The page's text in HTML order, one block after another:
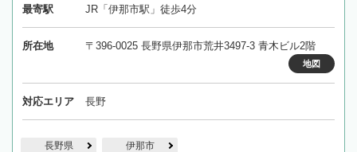
最寄駅 JR「伊那市駅」徒歩4分
所在地 〒396-0025 長野県伊那市荒井3497-3 青木ビル2階
地図
対応エリア 長野
長野県 伊那市